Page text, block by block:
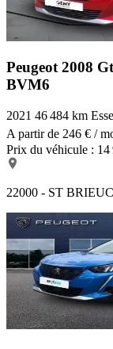
Peugeot 2008
BVM6
2021 46 484 km
A partir de 246 € /
Prix du véhicule : 14
22000 - ST BRIEUC